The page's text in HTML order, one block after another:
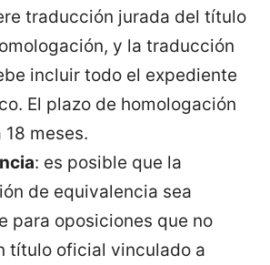
traducción jurada del título
y la traducción
incluir todo el expediente
El plazo de homologación
18 meses.
: es posible que la
de equivalencia sea
para oposiciones que no
título oficial vinculado a